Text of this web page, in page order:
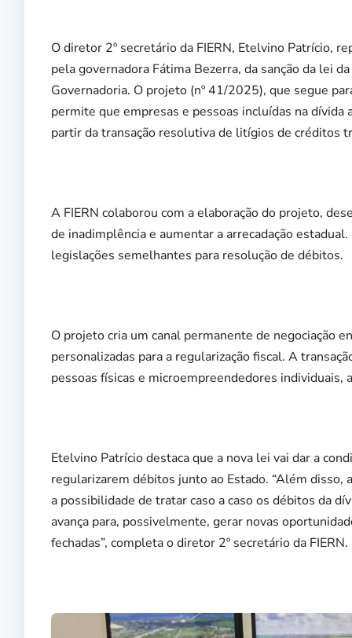
O diretor 2º secretário da FIERN, Etelvino Patrício,
pela governadora Fátima Bezerra, da sanção da lei
Governadoria. O projeto (nº 41/2025), que segue
permite que empresas e pessoas incluídas na
partir da transação resolutiva de litígios de créditos
A FIERN colaborou com a elaboração do projeto,
de inadimplência e aumentar a arrecadação
legislações semelhantes para resolução de débitos.
O projeto cria um canal permanente de negociação
personalizadas para a regularização fiscal. A
pessoas físicas e microempreendedores
Etelvino Patrício destaca que a nova lei vai dar a
regularizarem débitos junto ao Estado. “Além
a possibilidade de tratar caso a caso os débitos da
avança para, possivelmente, gerar novas
fechadas”, completa o diretor 2º secretário da FIERN.